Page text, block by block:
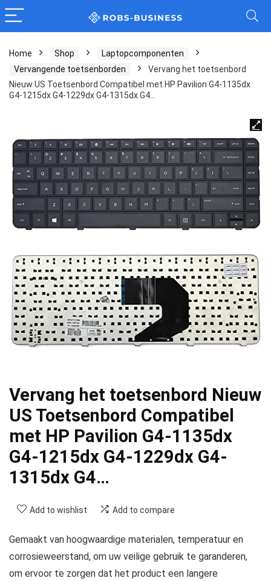
Home Shop
Laptopcomponenten
Vervangende toetsenborden
Vervang het toetsenbord
Nieuw US Toetsenbord Compatibel met HP Pavilion G4-1135dx
G4-1215dx G4-1229dx G4-1315dx G4…
Vervang het toetsenbord Nieuw
US Toetsenbord Compatibel
met HP Pavilion G4-1135dx
G4-1215dx G4-1229dx G4-
1315dx G4…
Add to wishlist Add to compare
Gemaakt van hoogwaardige materialen, temperatuur en
corrosieweerstand, om uw veilige gebruik te garanderen,
om ervoor te zorgen dat het product een langere